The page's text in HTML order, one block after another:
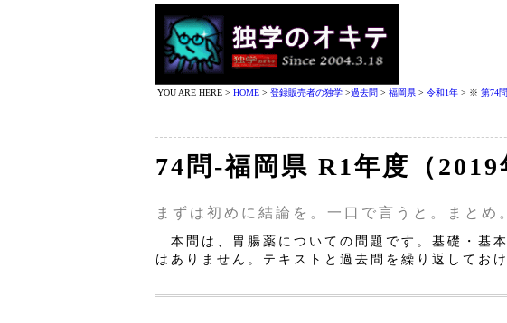
YOU ARE HERE > HOME > 登録販売者の独学 >過去問 > 福岡県 > 令和1年 > ※ 第74問
74問‐福岡県 R1年度（
まずは初めに結論を。一口で言うと。まとめ
本問は、胃腸薬についての問題です。基礎・基
はありません。テキストと過去問を繰り返してお